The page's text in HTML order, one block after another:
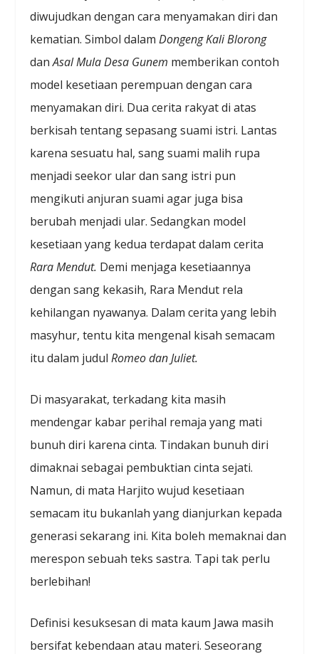
diwujudkan dengan cara menyamakan diri dan
kematian. Simbol dalamDongeng Kali Blorong
danAsal Mula Desa Gunem memberikan contoh
model kesetiaan perempuan dengan cara
menyamakan diri. Dua cerita rakyat di atas
berkisah tentang sepasang suami istri. Lantas
karena sesuatu hal, sang suami malih rupa
menjadi seekor ular dan sang istri pun
mengikuti anjuran suami agar juga bisa
berubah menjadi ular. Sedangkan model
kesetiaan yang kedua terdapat dalam cerita
Rara Mendut. Demi menjaga kesetiaannya
dengan sang kekasih, Rara Mendut rela
kehilangan nyawanya. Dalam cerita yang lebih
masyhur, tentu kita mengenal kisah semacam
itu dalam judulRomeo dan Juliet.
Di masyarakat, terkadang kita masih
mendengar kabar perihal remaja yang mati
bunuh diri karena cinta. Tindakan bunuh diri
dimaknai sebagai pembuktian cinta sejati.
Namun, di mata Harjito wujud kesetiaan
semacam itu bukanlah yang dianjurkan kepada
generasi sekarang ini. Kita boleh memaknai dan
merespon sebuah teks sastra. Tapi tak perlu
berlebihan!
Definisi kesuksesan di mata kaum Jawa masih
bersifat kebendaan atau materi. Seseorang